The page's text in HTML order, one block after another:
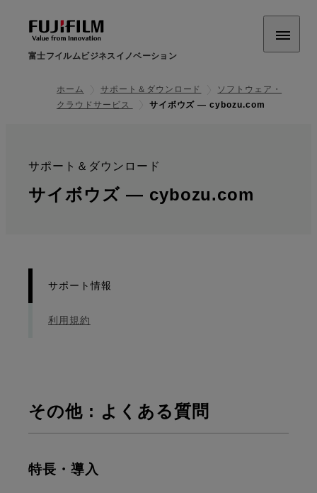
富士フイルムビジネスイノベーション
ホーム サポート＆ダウンロード
ソフトウェア・
クラウドサービス
サイボウズ — cybozu.com
サポート＆ダウンロード
:
サイボウズ — cybozu.com
サポート情報
利用規約
その他 : よくある質問
特長・導入